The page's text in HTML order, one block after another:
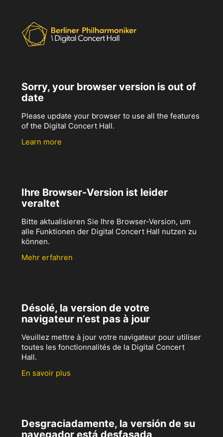
Sorry, your browser version is out of
date
Please update your browser to use all the features
of the Digital Concert Hall.
Learn more
Ihre Browser-Version ist leider
veraltet
Bitte aktualisieren Sie Ihre Browser-Version, um
alle Funktionen der Digital Concert Hall nutzen zu
können.
Mehr erfahren
Désolé, la version de votre
navigateur n’est pas à jour
Veuillez mettre à jour votre navigateur pour utiliser
toutes les fonctionnalités de la Digital Concert
Hall.
En savoir plus
Desgraciadamente, la versión de su
navegador está desfasada